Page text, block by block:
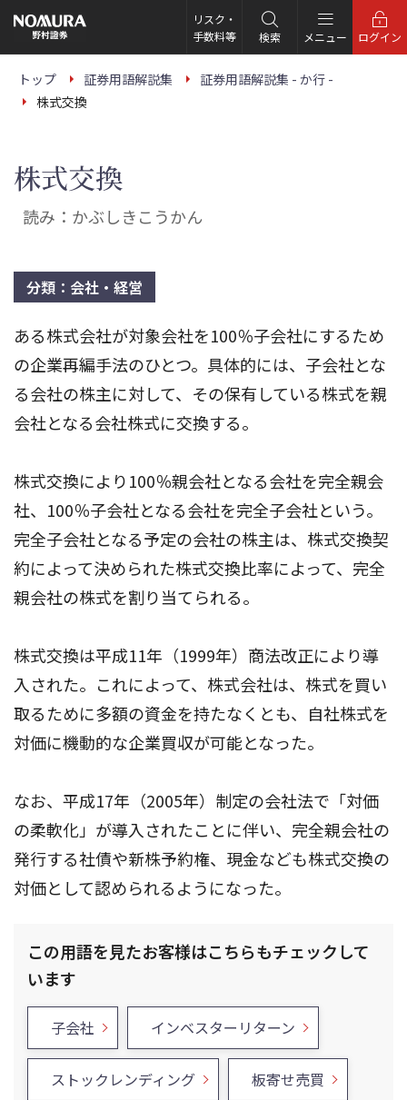
の
ー
リスク・
手数料等
検索 メニュー ログイン
トップ 証券用語解説集
証券用語解説集 - か行 -
株式交換
株式交換
読み：かぶしきこうかん
分類：会社・経営
ある株式会社が対象会社を100％子会社にするため
の企業再編手法のひとつ。具体的には、子会社とな
る会社の株主に対して、その保有している株式を親
会社となる会社株式に交換する。
株式交換により100％親会社となる会社を完全親会
社、100％子会社となる会社を完全子会社という。
完全子会社となる予定の会社の株主は、株式交換契
約によって決められた株式交換比率によって、完全
親会社の株式を割り当てられる。
株式交換は平成11年（1999年）商法改正により導
入された。これによって、株式会社は、株式を買い
取るために多額の資金を持たなくとも、自社株式を
対価に機動的な企業買収が可能となった。
なお、平成17年（2005年）制定の会社法で「対価
の柔軟化」が導入されたことに伴い、完全親会社の
発行する社債や新株予約権、現金なども株式交換の
対価として認められるようになった。
この用語を見たお客様はこちらもチェックして
います
子会社 インベスターリターン
ストックレンディング 板寄せ売買